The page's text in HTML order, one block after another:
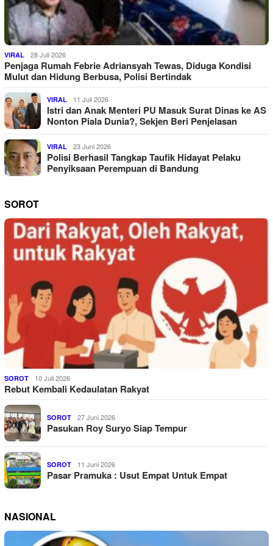
VIRAL 28 Juli 2026
Penjaga Rumah Febrie Adriansyah Tewas, Diduga Kondisi
Mulut dan Hidung Berbusa, Polisi Bertindak
VIRAL 11 Juli 2026
Istri dan Anak Menteri PU Masuk Surat Dinas ke AS
Nonton Piala Dunia?, Sekjen Beri Penjelasan
VIRAL 23 Juni 2026
Polisi Berhasil Tangkap Taufik Hidayat Pelaku
Penyiksaan Perempuan di Bandung
SOROT
SOROT 10 Juli 2026
Rebut Kembali Kedaulatan Rakyat
SOROT 27 Juni 2026
Pasukan Roy Suryo Siap Tempur
SOROT 11 Juni 2026
Pasar Pramuka : Usut Empat Untuk Empat
NASIONAL